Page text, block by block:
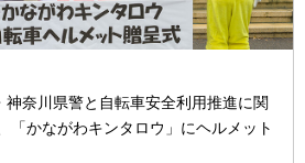
神奈川県警と自転車安全利用推進に関
「かながわキンタロウ」にヘルメット